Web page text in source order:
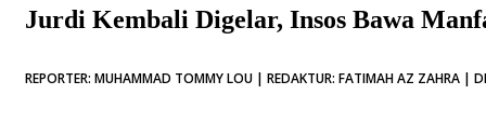
Jurdi Kembali Digelar, Insos Bawa
REPORTER: MUHAMMAD TOMMY LOU | REDAKTUR: FATIMAH AZ ZAHRA |